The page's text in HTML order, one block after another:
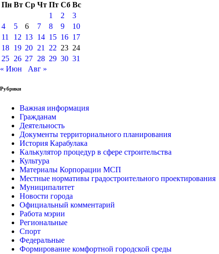
Пн Вт Ср Чт Пт Сб Вс
1
2
3
4
5 6 7 8 9
10
11
12 13 14 15 16 17
18 19 20 21 22 23 24
25 26 27 28 29 30 31
« Июн
Авг »
Рубрики
Важная информация
Гражданам
Деятельность
Документы территориального планирования
История Карабулака
Калькулятор процедур в сфере строительства
Культура
Материалы Корпорации МСП
Местные нормативы градостроительного проектирования
Муниципалитет
Новости города
Официальный комментарий
Работа мэрии
Региональные
Спорт
Федеральные
Формирование комфортной городской среды